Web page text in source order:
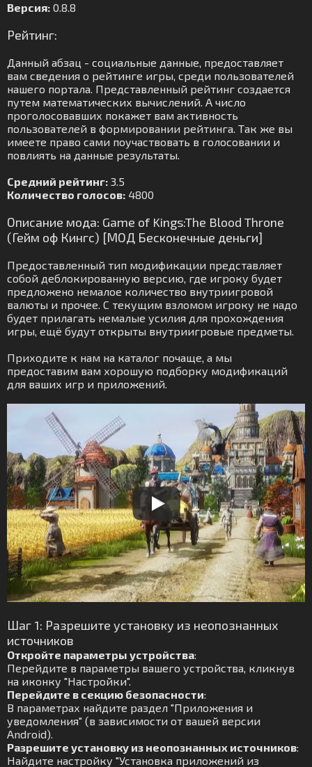
Версия: 0.8.8
Рейтинг:
Данный абзац - социальные данные, предоставляет
вам сведения о рейтинге игры, среди пользователей
нашего портала. Представленный рейтинг создается
путем математических вычислений. А число
проголосовавших покажет вам активность
пользователей в формировании рейтинга. Так же вы
имеете право сами поучаствовать в голосовании и
повлиять на данные результаты.
Средний рейтинг: 3.5
Количество голосов: 4800
Описание мода: Game of Kings:The Blood Throne
(Гейм оф Кингс) [МОД Бесконечные деньги]
Предоставленный тип модификации представляет
собой деблокированную версию, где игроку будет
предложено немалое количество внутриигровой
валюты и прочее. С текущим взломом игроку не надо
будет прилагать немалые усилия для прохождения
игры, ещё будут открыты внутриигровые предметы.
Приходите к нам на каталог почаще, а мы
предоставим вам хорошую подборку модификаций
для ваших игр и приложений.
Шаг 1: Разрешите установку из неопознанных
источников
Откройте параметры устройства:
Перейдите в параметры вашего устройства, кликнув
на иконку "Настройки".
Перейдите в секцию безопасности:
В параметрах найдите раздел "Приложения и
уведомления" (в зависимости от вашей версии
Android).
Разрешите установку из неопознанных источников:
Найдите настройку "Установка приложений из